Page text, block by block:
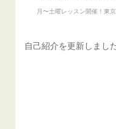
自己紹介を更新しま